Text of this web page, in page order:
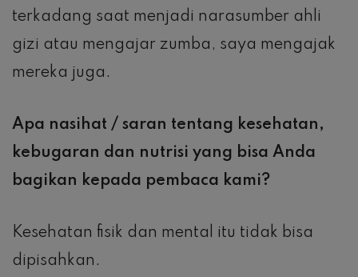
terkadang saat menjadi narasumber ahli
gizi atau mengajar zumba, saya mengajak
mereka juga.
Apa nasihat / saran tentang kesehatan,
kebugaran dan nutrisi yang bisa Anda
bagikan kepada pembaca kami?
Kesehatan fisik dan mental itu tidak bisa
dipisahkan.